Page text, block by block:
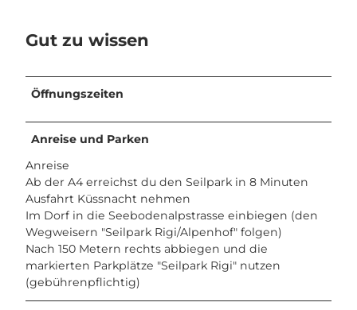
Gut zu wissen
Öffnungszeiten
Anreise und Parken
Anreise
Ab der A4 erreichst du den Seilpark in 8 Minuten
Ausfahrt Küssnacht nehmen
Im Dorf in die Seebodenalpstrasse einbiegen (den
Wegweisern "Seilpark Rigi/Alpenhof" folgen)
Nach 150 Metern rechts abbiegen und die
markierten Parkplätze "Seilpark Rigi" nutzen
(gebührenpflichtig)